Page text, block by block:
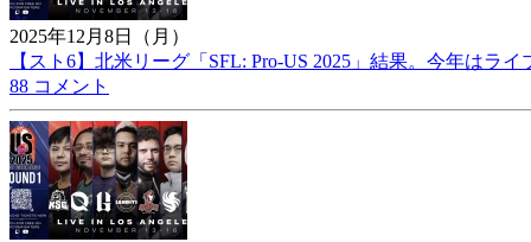
2025年12月8日（月）
【スト6】北米リーグ「SFL: Pro-US 2025」結果。今年はライ
88 コメント